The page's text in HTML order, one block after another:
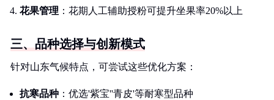
花果管理 ：花期人工辅助授粉可提升坐果率20%以上
三、品种选择与创新模式
针对山东气候特点，可尝试这些优化方案：
抗寒品种 ：优选'紫宝''青皮'等耐寒型品种